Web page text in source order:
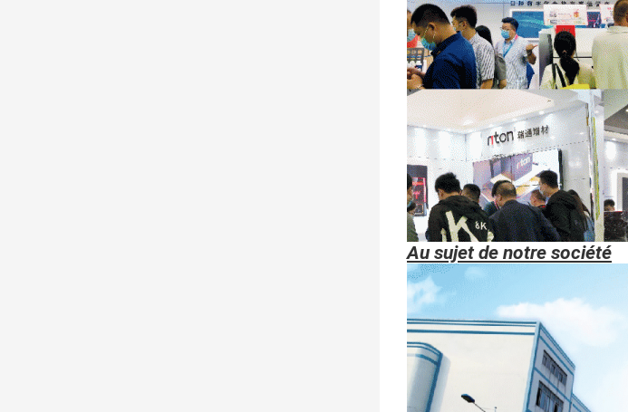
Au sujet de notre société